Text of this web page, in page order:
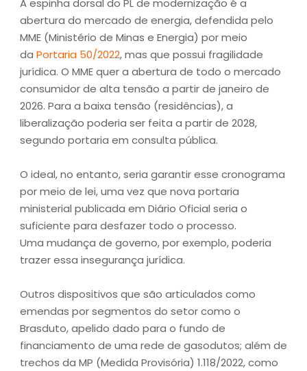
A espinha dorsal do PL de modernização é a
abertura do mercado de energia, defendida pelo
MME (Ministério de Minas e Energia) por meio
da Portaria 50/2022, mas que possui fragilidade
jurídica. O MME quer a abertura de todo o mercado
consumidor de alta tensão a partir de janeiro de
2026. Para a baixa tensão (residências), a
liberalização poderia ser feita a partir de 2028,
segundo portaria em consulta pública.
O ideal, no entanto, seria garantir esse cronograma
por meio de lei, uma vez que nova portaria
ministerial publicada em Diário Oficial seria o
suficiente para desfazer todo o processo.
Uma mudança de governo, por exemplo, poderia
trazer essa insegurança jurídica.
Outros dispositivos que são articulados como
emendas por segmentos do setor como o
Brasduto, apelido dado para o fundo de
financiamento de uma rede de gasodutos; além de
trechos da MP (Medida Provisória) 1.118/2022, como